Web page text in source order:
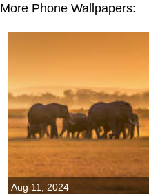
More Phone Wallpapers:
Aug 11, 2024